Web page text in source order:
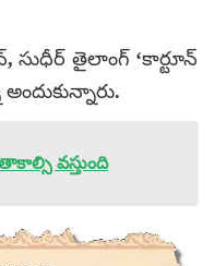
సుధీర్ తైలాంగ్ ‘కార్టూన్
వస్తుంది